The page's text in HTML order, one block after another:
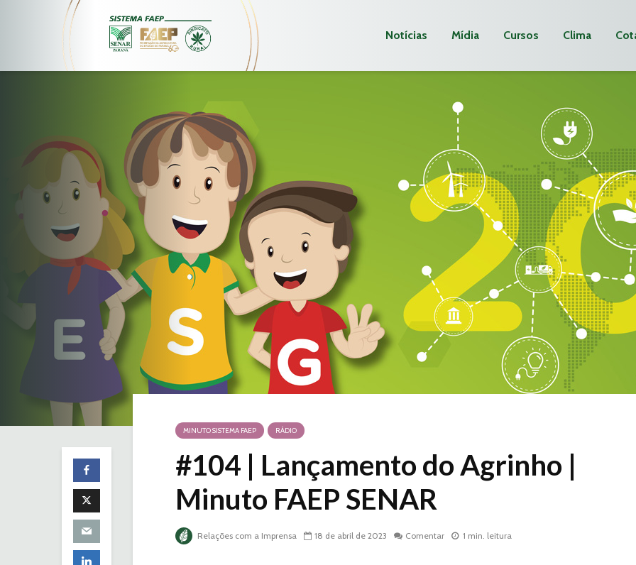
Notícias Mídia Cursos Clima
MINUTO SISTEMA FAEP RÁDIO
#104 | Lançamento do Agrinho |
Minuto FAEP SENAR
Relações com a Imprensa 18 de abril de 2023 Comentar 1 min. leitura